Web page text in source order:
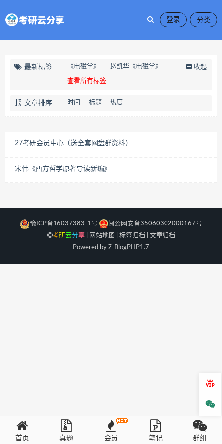
登录
最新标签 《电磁学》 赵凯华《电磁学》
查看所有标签
收起
文章排序 时间 标题 热度
27考研会员中心（送全套网盘群资料）
宋伟《西方哲学原著导读新编》
豫ICP备16037383-1号
闽公网安备35060302000167号
考研云分享| 网站地图 标签归档
文章归档
Powered by Z-BlogPHP1.7
首页 真题 会员 笔记 群组
会员
微信